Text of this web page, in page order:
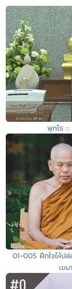
พุทโธ
01-005 ฝึกใจให้ป
เข